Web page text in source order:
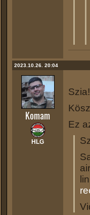
2023.10.26. 20:04
Komam
HLG
Szia!
Ez